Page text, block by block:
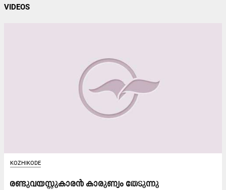
VIDEOS
KOZHIKODE
രണ്ടുവയസ്സുകാരൻ​ കാരുണ്യം തേടുന്നു